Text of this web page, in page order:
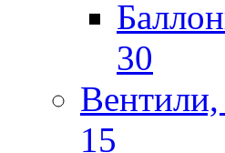
30
15